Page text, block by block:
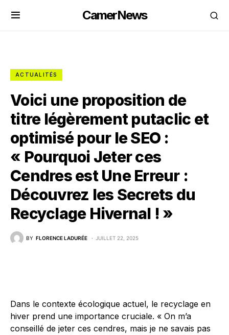
CamerNews
ACTUALITÉS
Voici une proposition de
titre légèrement putaclic et
optimisé pour le SEO :
« Pourquoi Jeter ces
Cendres est Une Erreur :
Découvrez les Secrets du
Recyclage Hivernal ! »
BY FLORENCE LADURÉE JUILLET 22, 2025
Dans le contexte écologique actuel, le recyclage en
hiver prend une importance cruciale. « On m’a
conseillé de jeter ces cendres, mais je ne savais pas